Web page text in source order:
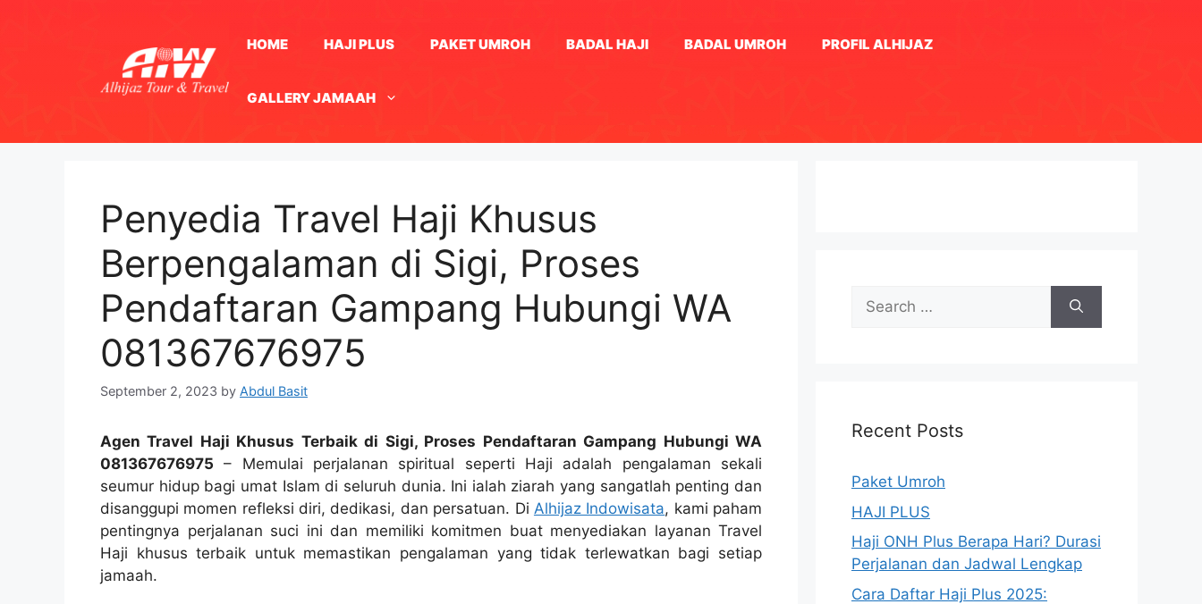
HOME HAJI PLUS PAKET UMROH BADAL HAJI BADAL UMROH PROFIL ALHIJAZ
GALLERY JAMAAH
Penyedia Travel Haji Khusus
Berpengalaman di Sigi, Proses
Pendaftaran Gampang Hubungi WA
081367676975
September 2, 2023 by Abdul Basit
Agen Travel Haji Khusus Terbaik di Sigi, Proses Pendaftaran Gampang Hubungi WA
081367676975 – Memulai perjalanan spiritual seperti Haji adalah pengalaman sekali
seumur hidup bagi umat Islam di seluruh dunia. Ini ialah ziarah yang sangatlah penting dan
disanggupi momen refleksi diri, dedikasi, dan persatuan. Di Alhijaz Indowisata, kami paham
pentingnya perjalanan suci ini dan memiliki komitmen buat menyediakan layanan Travel
Haji khusus terbaik untuk memastikan pengalaman yang tidak terlewatkan bagi setiap
jamaah.
Search
for:
Recent Posts
Paket Umroh
HAJI PLUS
Haji ONH Plus Berapa Hari? Durasi
Perjalanan dan Jadwal Lengkap
Cara Daftar Haji Plus 2025: